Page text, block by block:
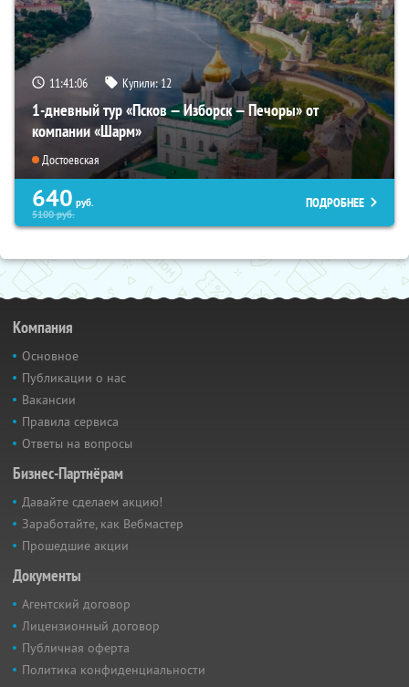
11:41:04 Купили:12
1-дневный тур «Псков — Изборск — Печоры» от
компании «Шарм»
Достоевская
640 руб.
5100руб.
ПОДРОБНЕЕ
Компания
Основное
Публикации о нас
Вакансии
Правила сервиса
Ответы на вопросы
Бизнес-Партнёрам
Давайте сделаем акцию!
Заработайте, как Вебмастер
Прошедшие акции
Документы
Агентский договор
Лицензионный договор
Публичная оферта
Политика конфиденциальности